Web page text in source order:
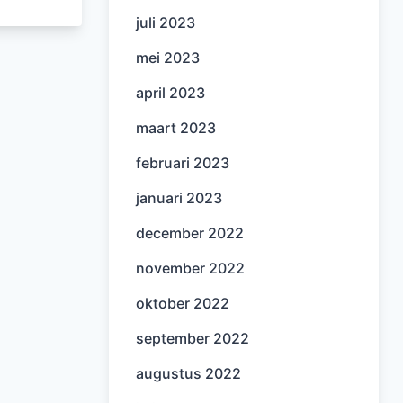
juli 2023
mei 2023
april 2023
maart 2023
februari 2023
januari 2023
december 2022
november 2022
oktober 2022
september 2022
augustus 2022